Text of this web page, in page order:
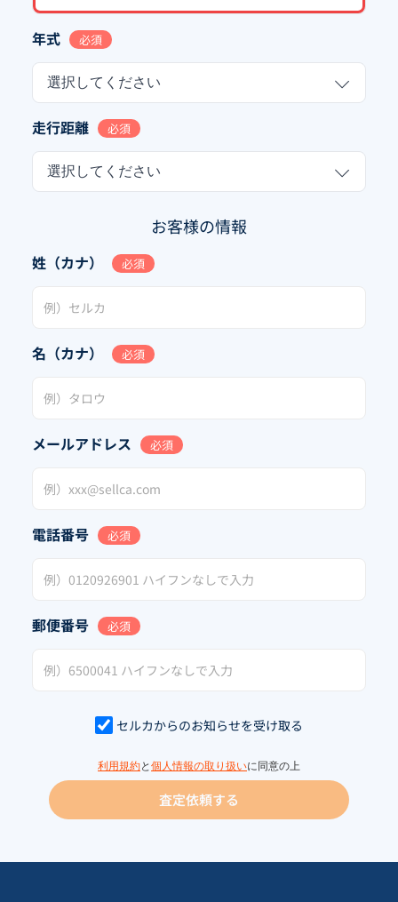
年式 必須
選択してください
走行距離 必須
選択してください
お客様の情報
姓（カナ） 必須
名（カナ） 必須
メールアドレス 必須
電話番号 必須
郵便番号 必須
セルカからのお知らせを受け取る
利用規約と 個人情報の取り扱いに同意の上
査定依頼する